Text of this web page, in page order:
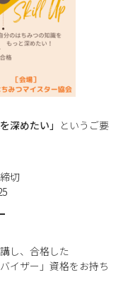
深めたい」 というご要
切
し、合格した
イザー」資格をお持ち